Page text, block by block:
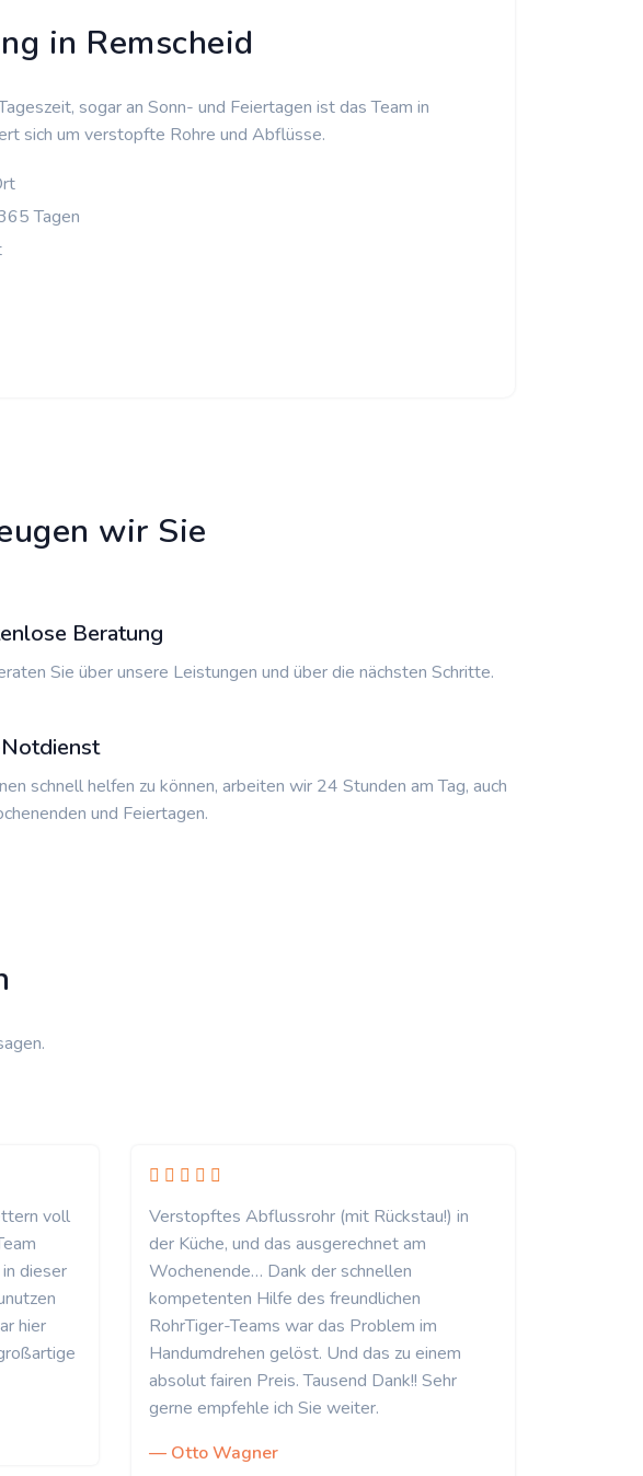
in Remscheid
sogar an Sonn- und Feiertagen ist das Team in
sich um verstopfte Rohre und Abflüsse.
Tagen
wir Sie
Beratung
Sie über unsere Leistungen und über die nächsten Schritte.
schnell helfen zu können, arbeiten wir 24 Stunden am Tag, auch
und Feiertagen.
voll
dieser
hier
Verstopftes Abflussrohr (mit Rückstau!) in
der Küche, und das ausgerechnet am
Wochenende… Dank der schnellen
kompetenten Hilfe des freundlichen
RohrTiger-Teams war das Problem im
Handumdrehen gelöst. Und das zu einem
absolut fairen Preis. Tausend Dank!! Sehr
gerne empfehle ich Sie weiter.
— Otto Wagner